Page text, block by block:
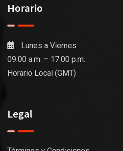
Horario
Lunes a Viernes
09.00 a.m. – 17.00 p.m.
Horario Local (GMT)
Legal